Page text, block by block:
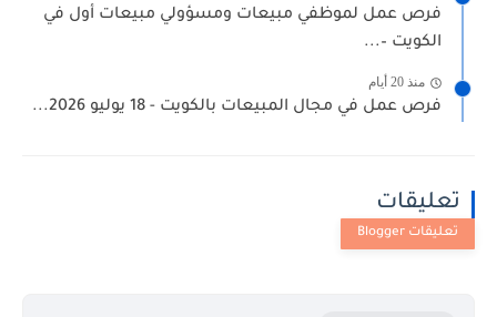
فرص عمل لموظفي مبيعات ومسؤولي مبيعات أول في
الكويت –...
منذ 20 أيام
فرص عمل في مجال المبيعات بالكويت - 18 يوليو 2026...
تعليقات